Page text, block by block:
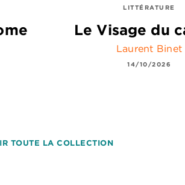
LITTÉRATURE
Le Visage du
Laurent Binet
14/10/2026
TOUTE LA COLLECTION